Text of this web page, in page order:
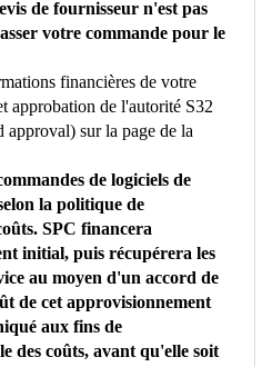
de fournisseur n'est pas
votre commande pour le
financières de votre
approbation de l'autorité S32
sur la page de la
de logiciels de
la politique de
SPC financera
initial, puis récupérera les
au moyen d'un accord de
de cet approvisionnement
aux fins de
des coûts, avant qu'elle soit